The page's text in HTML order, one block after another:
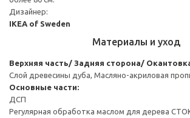
Дизайнер:
IKEA of Sweden
Материалы и уход
Верхняя часть/ Задняя сторона/
Слой древесины дуба, Масляно-акриловая
Основные части:
ДСП
Регулярная обработка маслом для дерева